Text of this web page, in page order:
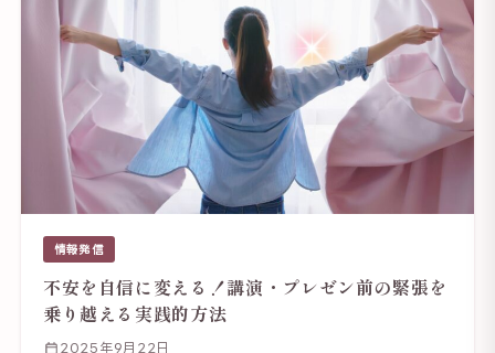
情報発信
不安を自信に変える！講演・プレゼン前の緊張を
乗り越える実践的方法
2025年9月22日